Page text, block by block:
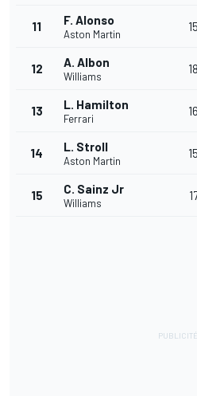
11 F. Alonso
Aston Martin
15
12 A. Albon
Williams
18
13 L. Hamilton
Ferrari
16
14 L. Stroll
Aston Martin
15
15 C. Sainz Jr
Williams